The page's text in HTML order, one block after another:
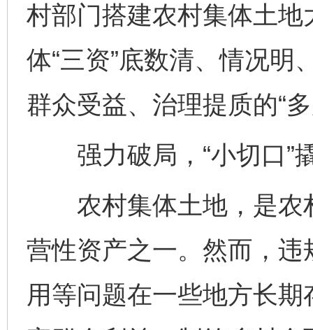
村部门搭建农村集体土
体“三资”底数清、情况明
群众受益、治理提质的“
强力破局，“小切口”撬
农村集体土地，是农
营性资产之一。然而，
用等问题在一些地方长